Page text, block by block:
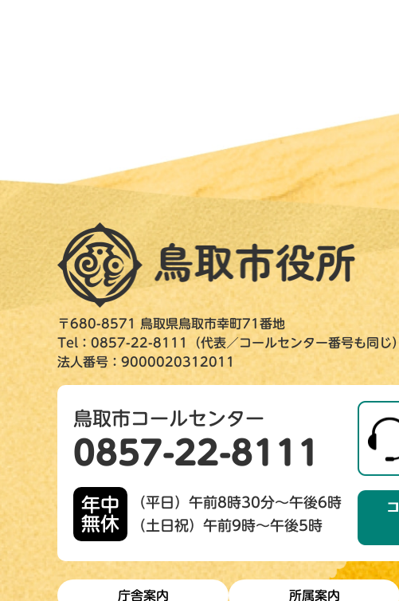
〒680-8571 鳥取県鳥取市幸町71番地
Tel：0857-22-8111（代表／コールセンター番号も同じ）
法人番号：9000020312011
鳥取市コールセンター
0857-22-8111
年中
無休
（平日）午前8時30分～午後6時
（土日祝）午前9時～午後5時
庁舎案内 所属案内